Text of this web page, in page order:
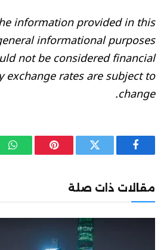
information provided in this
informational purposes
not be considered financial
exchange rates are subject to
change.
فيسبوك تويتر بينتيريست
مقالات ذات صلة